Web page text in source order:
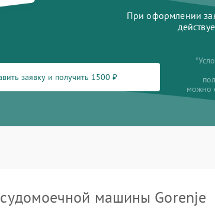
При оформлении
заявку и получить 1500 ₽
можно
машины Gorenje